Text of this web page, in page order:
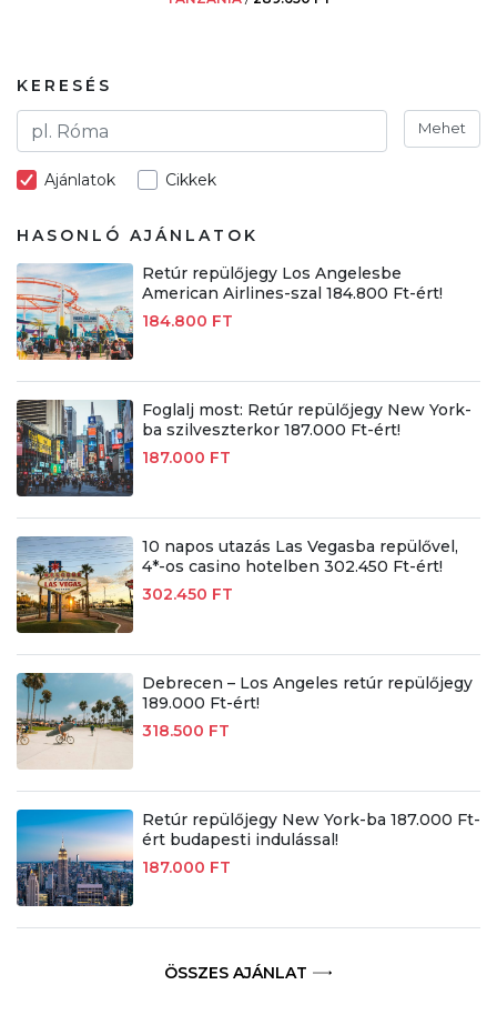
KERESÉS
Mehet
Ajánlatok Cikkek
HASONLÓ AJÁNLATOK
Retúr repülőjegy Los Angelesbe
American Airlines-szal 184.800 Ft-ért!
184.800 FT
Foglalj most: Retúr repülőjegy New York-
ba szilveszterkor 187.000 Ft-ért!
187.000 FT
10 napos utazás Las Vegasba repülővel,
4*-os casino hotelben 302.450 Ft-ért!
302.450 FT
Debrecen – Los Angeles retúr repülőjegy
189.000 Ft-ért!
318.500 FT
Retúr repülőjegy New York-ba 187.000 Ft-
ért budapesti indulással!
187.000 FT
ÖSSZES AJÁNLAT